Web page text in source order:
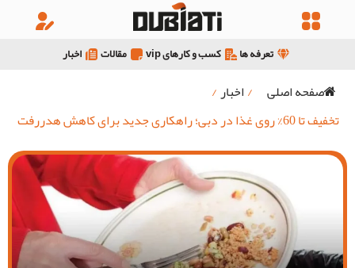
تعرفه ها کسب و کارهای vip مقالات اخبار
صفحه اصلی /اخبار/
تخفیف تا 60% روی غذا در دبی؛ راهکاری جدید برای کاهش هدررفت